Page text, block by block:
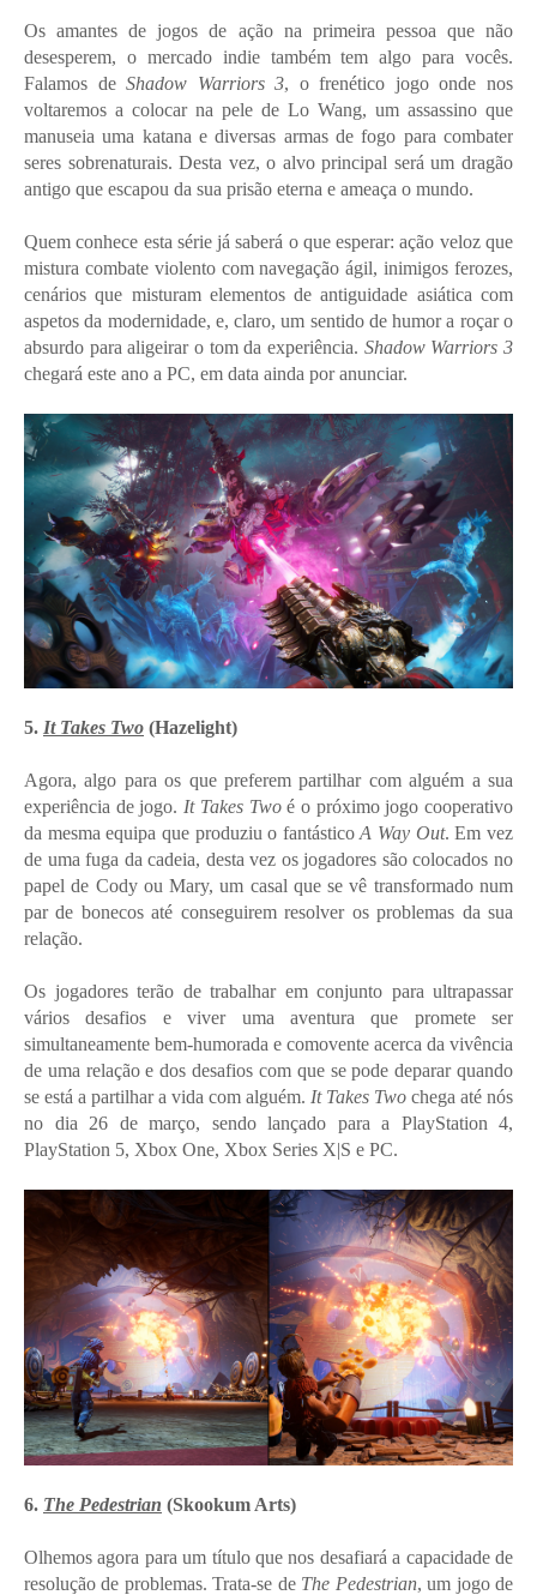
Os amantes de jogos de ação na primeira pessoa que não
desesperem, o mercado indie também tem algo para vocês.
Falamos deShadow Warriors 3, o frenético jogo onde nos
voltaremos a colocar na pele de Lo Wang, um assassino que
manuseia uma katana e diversas armas de fogo para combater
seres sobrenaturais. Desta vez, o alvo principal será um dragão
antigo que escapou da sua prisão eterna e ameaça o mundo.
Quem conhece esta série já saberá o que esperar: ação veloz que
mistura combate violento com navegação ágil, inimigos ferozes,
cenários que misturam elementos de antiguidade asiática com
aspetos da modernidade, e, claro, um sentido de humor a roçar o
absurdo para aligeirar o tom da experiência. Shadow Warriors 3
chegará este ano a PC, em data ainda por anunciar.
5. It Takes Two (Hazelight)
Agora, algo para os que preferem partilhar com alguém a sua
experiência de jogo. It Takes Twoé o próximo jogo cooperativo
da mesma equipa que produziu o fantásticoA Way Out. Em vez
de uma fuga da cadeia, desta vez os jogadores são colocados no
papel de Cody ou Mary, um casal que se vê transformado num
par de bonecos até conseguirem resolver os problemas da sua
relação.
Os jogadores terão de trabalhar em conjunto para ultrapassar
vários desafios e viver uma aventura que promete ser
simultaneamente bem-humorada e comovente acerca da vivência
de uma relação e dos desafios com que se pode deparar quando
se está a partilhar a vida com alguém. It Takes Two chega até nós
no dia 26 de março, sendo lançado para a PlayStation 4,
PlayStation 5, Xbox One, Xbox Series X|S e PC.
6. The Pedestrian (Skookum Arts)
Olhemos agora para um título que nos desafiará a capacidade de
resolução de problemas. Trata-se de The Pedestrian, um jogo de